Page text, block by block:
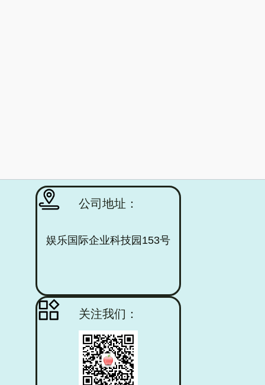
公司地址：
娱乐国际企业科技园153号
关注我们：